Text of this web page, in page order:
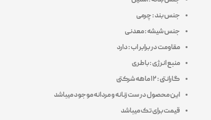
جنس بند : چرمی
جنس شیشه : معدنی
مقاومت در برابر اب : دارد
منبع انرژی : باطری
گارانتی : ۱۲ ماهه
شرکتی
این محصول در ست زنانه و مردانه موجود میباشد
قیمت برای تک میباشد